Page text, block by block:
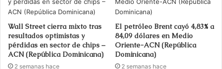
Wall Street cierra mixto tras
resultados optimistas y
pérdidas en sector de chips –
ACN (República Dominicana)
2 semanas hace
El petróleo Brent cayó 4,83% a
84,09 dólares en Medio
Oriente-ACN (República
Dominicana)
2 semanas hace